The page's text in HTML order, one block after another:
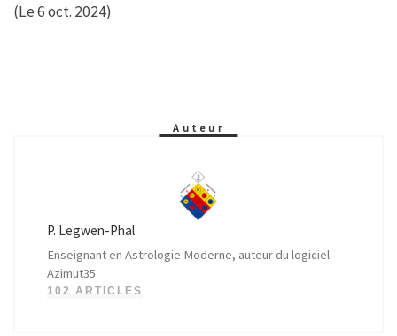
(Le 6 oct. 2024)
Auteur
P. Legwen-Phal
Enseignant en Astrologie Moderne, auteur du logiciel
Azimut35
102 ARTICLES